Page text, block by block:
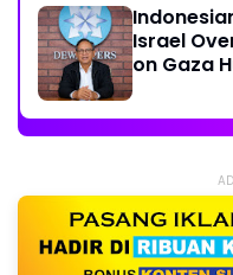
Israel
on Gaza